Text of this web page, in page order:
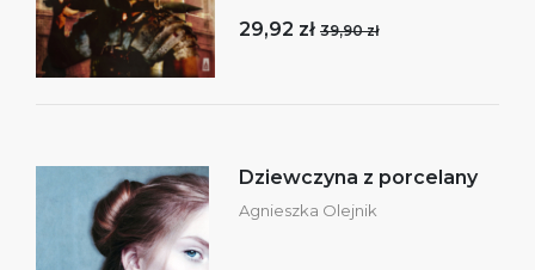
29,92 zł 39,90 zł
Dziewczyna z porcelany
Agnieszka Olejnik